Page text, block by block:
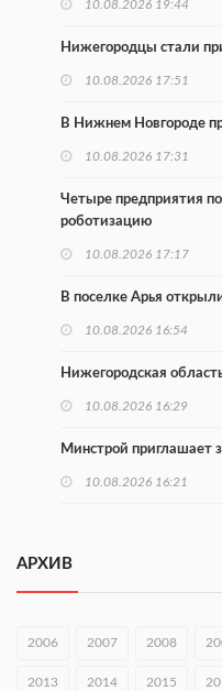
10.08.2026 19:44
Нижегородцы стали
10.08.2026 17:51
В Нижнем Новгороде
10.08.2026 17:31
Четыре предприятия
роботизацию
10.08.2026 17:17
В поселке Арья
10.08.2026 16:54
Нижегородская
10.08.2026 16:29
Минстрой приглашает
10.08.2026 16:21
АРХИВ
2006 2007 2008
2013 2014 2015